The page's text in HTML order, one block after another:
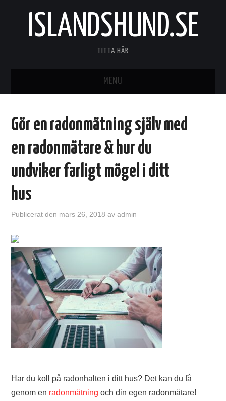
ISLANDSHUND.SE
TITTA HÄR
MENU
Gör en radonmätning själv med
en radonmätare & hur du
undviker farligt mögel i ditt
hus
Publicerat den mars 26, 2018 avadmin
Har du koll på radonhalten i ditt hus? Det kan du få
genom en radonmätning och din egen radonmätare!